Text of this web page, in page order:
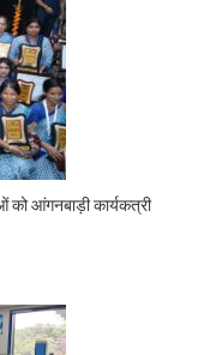
को आंगनबाड़ी कार्यकत्री